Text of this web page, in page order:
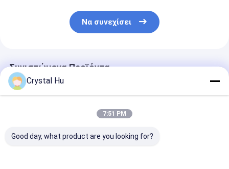
Να συνεχίσει
Συνιστώμενα Προϊόντα
Crystal Hu
7:51 PM
Good day, what product are you looking for?